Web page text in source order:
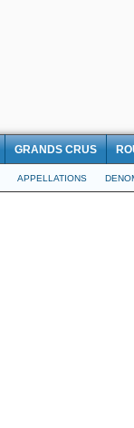
GRANDS CRUS
APPELLATIONS